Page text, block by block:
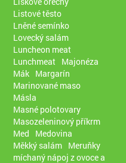
Listové těsto
Lněné semínko
Lovecký salám
Luncheon meat
Lunchmeat Majonéza
Mák Margarín
Marinované maso
Másla
Masné polotovary
Masozeleninový příkrm
Med
Medovina
Měkký salám Meruňky
míchaný nápoj z ovoce a